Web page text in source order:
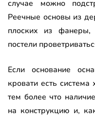
случае можно
Реечные основы из
плоских из
постели
Если основание
кровати есть
тем более что
на конструкцию и,